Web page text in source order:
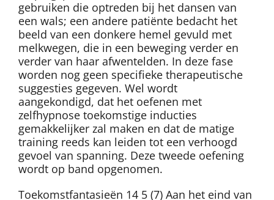
gebruiken die optreden bij het dansen van
een wals; een andere patiënte bedacht het
beeld van een donkere hemel gevuld met
melkwegen, die in een beweging verder en
verder van haar afwentelden. In deze fase
worden nog geen specifieke therapeutische
suggesties gegeven. Wel wordt
aangekondigd, dat het oefenen met
zelfhypnose toekomstige inducties
gemakkelijker zal maken en dat de matige
training reeds kan leiden tot een verhoogd
gevoel van spanning. Deze tweede oefening
wordt op band opgenomen.
Toekomstfantasieën 14 5 (7) Aan het eind van